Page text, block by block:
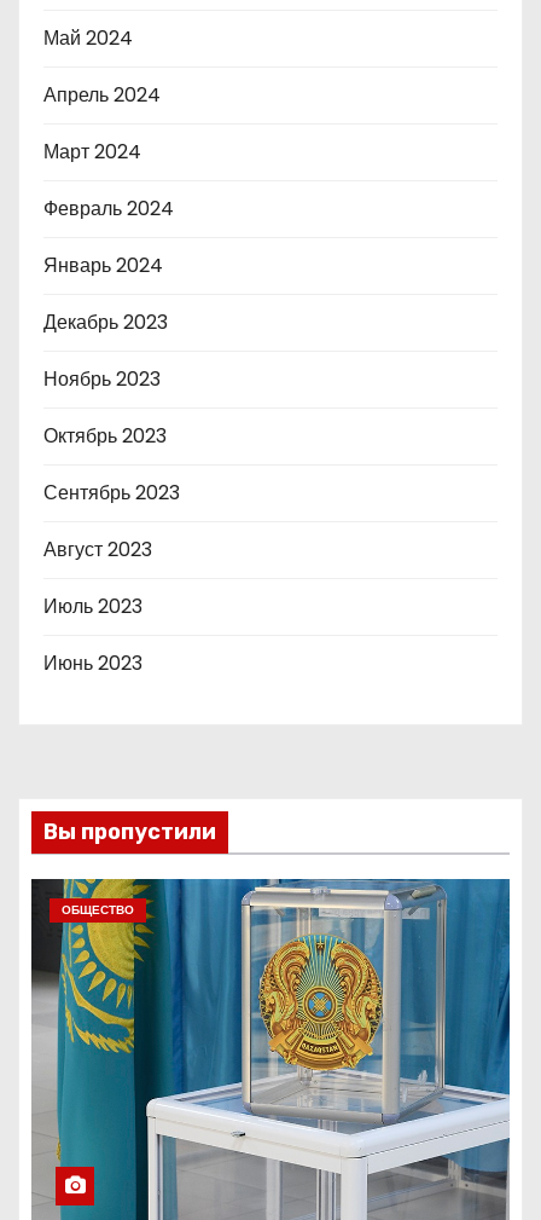
Май 2024
Апрель 2024
Март 2024
Февраль 2024
Январь 2024
Декабрь 2023
Ноябрь 2023
Октябрь 2023
Сентябрь 2023
Август 2023
Июль 2023
Июнь 2023
Вы пропустили
ОБЩЕСТВО